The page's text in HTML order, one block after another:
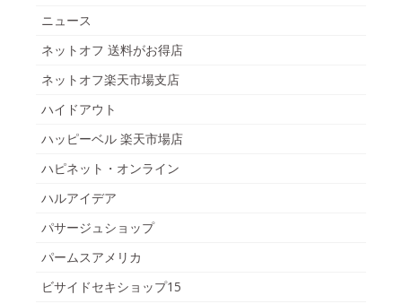
ニュース
ネットオフ 送料がお得店
ネットオフ楽天市場支店
ハイドアウト
ハッピーベル 楽天市場店
ハピネット・オンライン
ハルアイデア
パサージュショップ
パームスアメリカ
ビサイドセキショップ15